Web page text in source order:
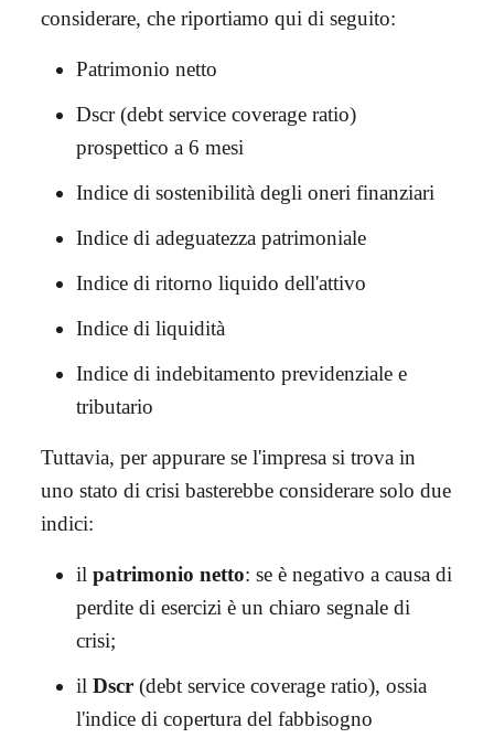
considerare, che riportiamo qui di seguito:
Patrimonio netto
Dscr (debt service coverage ratio)
prospettico a 6 mesi
Indice di sostenibilità degli oneri finanziari
Indice di adeguatezza patrimoniale
Indice di ritorno liquido dell'attivo
Indice di liquidità
Indice di indebitamento previdenziale e
tributario
Tuttavia, per appurare se l'impresa si trova in
uno stato di crisi basterebbe considerare solo due
indici:
ilpatrimonio netto: se è negativo a causa di
perdite di esercizi è un chiaro segnale di
crisi;
ilDscr(debt service coverage ratio), ossia
l'indice di copertura del fabbisogno